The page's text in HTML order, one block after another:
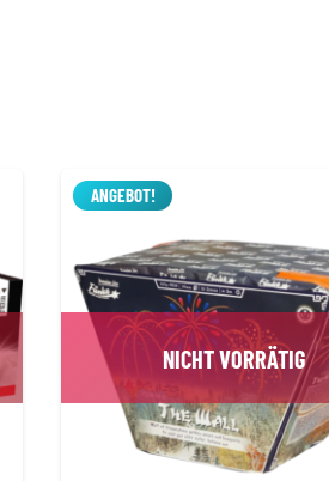
ANGEBOT!
NICHT VORRÄTIG